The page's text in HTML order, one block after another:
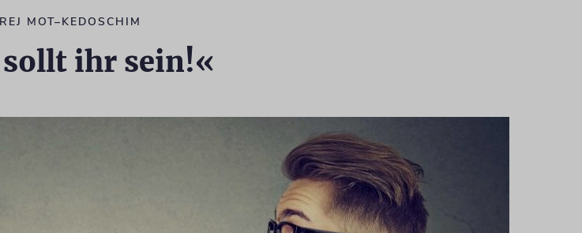
MOT–KEDOSCHIM
ihr sein!«